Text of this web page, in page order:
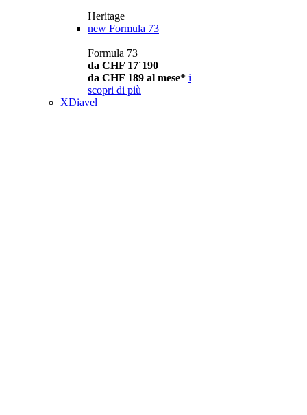
Heritage
new Formula 73
Formula 73
da CHF 17´190
da CHF 189 al mese* i
scopri di più
XDiavel